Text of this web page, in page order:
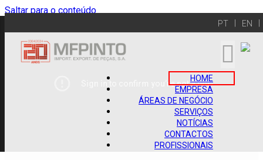
Saltar para o conteúdo
PT EN
HOME
EMPRESA
ÁREAS DE NEGÓCIO
SERVIÇOS
NOTÍCIAS
CONTACTOS
PROFISSIONAIS